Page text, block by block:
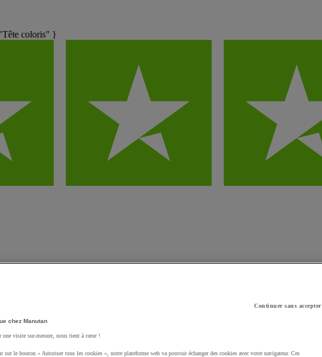
coloris" }
un produit à votre panier :
Continuer sans accepter
chez Manutan
une visite sur-mesure, nous tient à cœur !
sur le bouton « Autoriser tous les cookies », notre plateforme web va pouvoir échanger des cookies avec votre navigateur. Ces